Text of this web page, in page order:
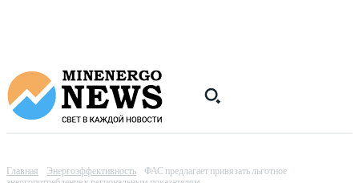
Главная Энергоэффективность
ФАС предлагает привязать льготное